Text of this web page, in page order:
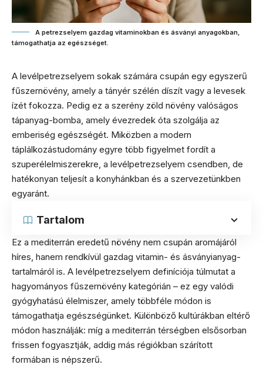
A petrezselyem gazdag vitaminokban és ásványi anyagokban,
támogathatja az egészséget.
A levélpetrezselyem sokak számára csupán egy egyszerű
fűszernövény, amely a tányér szélén díszít vagy a levesek
ízét fokozza. Pedig ez a szerény zöld növény valóságos
tápanyag-bomba, amely évezredek óta szolgálja az
emberiség egészségét. Miközben a modern
táplálkozástudomány egyre több figyelmet fordít a
szuperélelmiszerekre, a levélpetrezselyem csendben, de
hatékonyan teljesít a konyhánkban és a szervezetünkben
egyaránt.
Tartalom
Ez a mediterrán eredetű növény nem csupán aromájáról
híres, hanem rendkívül gazdag vitamin- és ásványianyag-
tartalmáról is. A levélpetrezselyem definíciója túlmutat a
hagyományos fűszernövény kategórián – ez egy valódi
gyógyhatású élelmiszer, amely többféle módon is
támogathatja egészségünket. Különböző kultúrákban eltérő
módon használják: míg a mediterrán térségben elsősorban
frissen fogyasztják, addig más régiókban szárított
formában is népszerű.